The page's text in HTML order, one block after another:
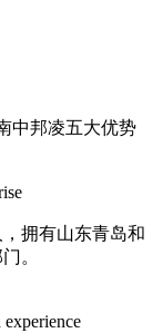
中邦凌五大优势
拥有山东青岛和
。